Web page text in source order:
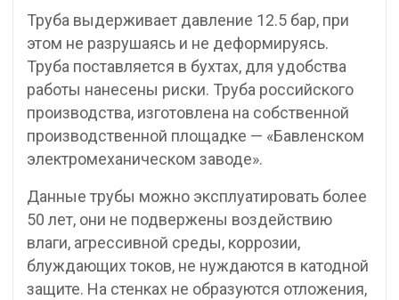
Труба выдерживает давление 12.5 бар, при
этом не разрушаясь и не деформируясь.
Труба поставляется в бухтах, для удобства
работы нанесены риски. Труба российского
производства, изготовлена на собственной
производственной площадке — «Бавленском
электромеханическом заводе».
Данные трубы можно эксплуатировать более
50 лет, они не подвержены воздействию
влаги, агрессивной среды, коррозии,
блуждающих токов, не нуждаются в катодной
защите. На стенках не образуются отложения,